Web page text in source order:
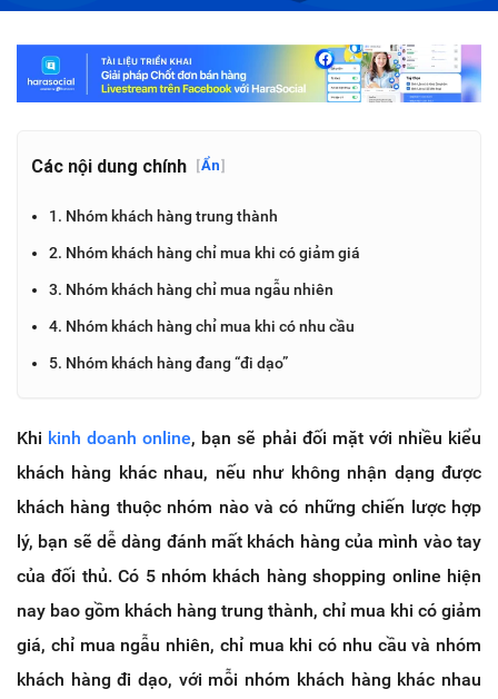
Các nội dung chính [Ẩn]
1. Nhóm khách hàng trung thành
2. Nhóm khách hàng chỉ mua khi có giảm giá
3. Nhóm khách hàng chỉ mua ngẫu nhiên
4. Nhóm khách hàng chỉ mua khi có nhu cầu
5. Nhóm khách hàng đang “đi dạo”
Khi kinh doanh online, bạn sẽ phải đối mặt với nhiều kiểu
khách hàng khác nhau, nếu như không nhận dạng được
khách hàng thuộc nhóm nào và có những chiến lược hợp
lý, bạn sẽ dễ dàng đánh mất khách hàng của mình vào tay
của đối thủ. Có 5 nhóm khách hàng shopping online hiện
nay bao gồm khách hàng trung thành, chỉ mua khi có giảm
giá, chỉ mua ngẫu nhiên, chỉ mua khi có nhu cầu và nhóm
khách hàng đi dạo, với mỗi nhóm khách hàng khác nhau